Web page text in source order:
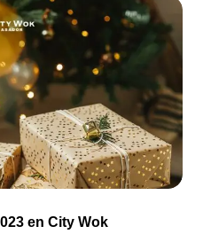
en City Wok